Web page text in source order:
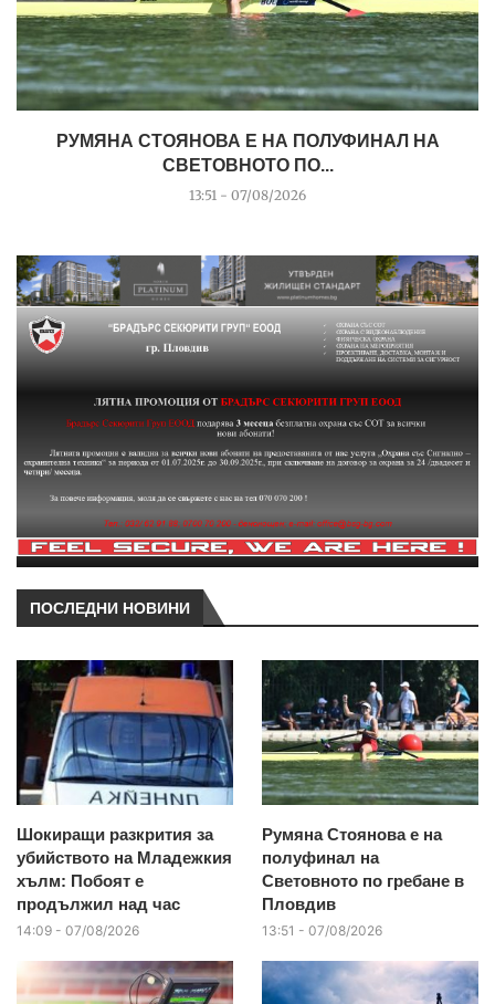
РУМЯНА СТОЯНОВА Е НА ПОЛУФИНАЛ НА
СВЕТОВНОТО ПО...
13:51 - 07/08/2026
ПОСЛЕДНИ НОВИНИ
Шокиращи разкрития за
убийството на Младежкия
хълм: Побоят е
продължил над час
14:09 - 07/08/2026
Румяна Стоянова е на
полуфинал на
Световното по гребане в
Пловдив
13:51 - 07/08/2026